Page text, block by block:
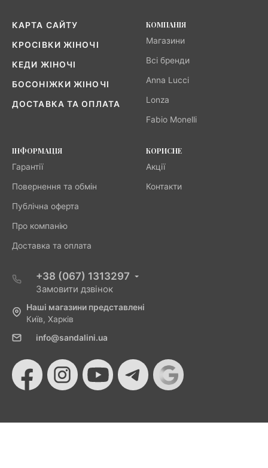
КАРТА САЙТУ
КРОСІВКИ ЖІНОЧІ
КЕДИ ЖІНОЧІ
БОСОНІЖКИ ЖІНОЧІ
ДОСТАВКА ТА ОПЛАТА
КОМПАНІЯ
Магазини
Всі бренди
Anna Lucci
Lonza
Fabio Monelli
ІНФОРМАЦІЯ
Гарантії
Повернення та обмін
Публічна оферта
Про компанію
Доставка та оплата
КОРИСНЕ
Акції
Контакти
+38 (067) 1313297
Замовити дзвінок
Наші магазини представлені
Київ, Харків
info@sandalini.ua